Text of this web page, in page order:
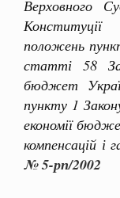
Верховного
положень
статті 58
бюджет
пункту 1
економії
компенсацій і
№ 5-рп/2002